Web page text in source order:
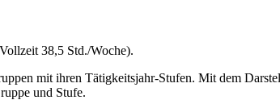
38,5 Std./Woche).
mit ihren Tätigkeitsjahr-Stufen. Mit dem
und Stufe.